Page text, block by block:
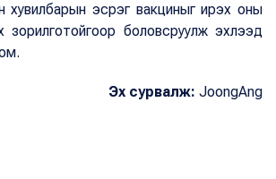
хувилбарын эсрэг вакциныг ирэх оны
зорилготойгоор боловсруулж эхлээд
Эх сурвалж: JoongAng